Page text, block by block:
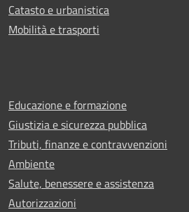
Catasto e urbanistica
Mobilità e trasporti
Educazione e formazione
Giustizia e sicurezza pubblica
Tributi, finanze e contravvenzioni
Ambiente
Salute, benessere e assistenza
Autorizzazioni